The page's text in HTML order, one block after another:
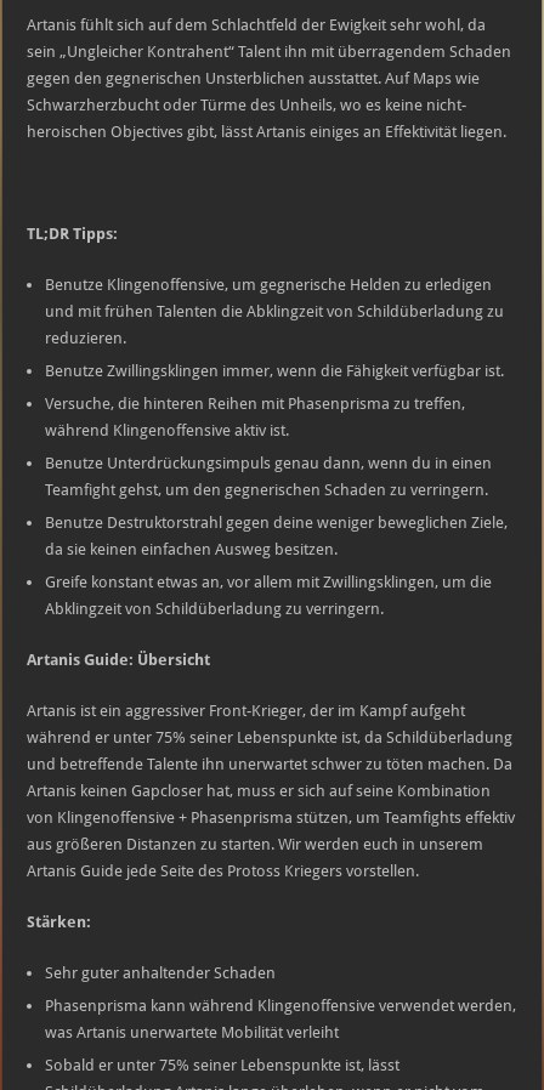
Artanis fühlt sich auf dem Schlachtfeld der Ewigkeit sehr wohl, da
sein „Ungleicher Kontrahent“ Talent ihn mit überragendem Schaden
gegen den gegnerischen Unsterblichen ausstattet. Auf Maps wie
Schwarzherzbucht oder Türme des Unheils, wo es keine nicht-
heroischen Objectives gibt, lässt Artanis einiges an Effektivität liegen.
TL;DR Tipps:
Benutze Klingenoffensive, um gegnerische Helden zu erledigen
und mit frühen Talenten die Abklingzeit von Schildüberladung zu
reduzieren.
Benutze Zwillingsklingen immer, wenn die Fähigkeit verfügbar ist.
Versuche, die hinteren Reihen mit Phasenprisma zu treffen,
während Klingenoffensive aktiv ist.
Benutze Unterdrückungsimpuls genau dann, wenn du in einen
Teamfight gehst, um den gegnerischen Schaden zu verringern.
Benutze Destruktorstrahl gegen deine weniger beweglichen Ziele,
da sie keinen einfachen Ausweg besitzen.
Greife konstant etwas an, vor allem mit Zwillingsklingen, um die
Abklingzeit von Schildüberladung zu verringern.
Artanis Guide: Übersicht
Artanis ist ein aggressiver Front-Krieger, der im Kampf aufgeht
während er unter 75% seiner Lebenspunkte ist, da Schildüberladung
und betreffende Talente ihn unerwartet schwer zu töten machen. Da
Artanis keinen Gapcloser hat, muss er sich auf seine Kombination
von Klingenoffensive + Phasenprisma stützen, um Teamfights effektiv
aus größeren Distanzen zu starten. Wir werden euch in unserem
Artanis Guide jede Seite des Protoss Kriegers vorstellen.
Stärken:
Sehr guter anhaltender Schaden
Phasenprisma kann während Klingenoffensive verwendet werden,
was Artanis unerwartete Mobilität verleiht
Sobald er unter 75% seiner Lebenspunkte ist, lässt